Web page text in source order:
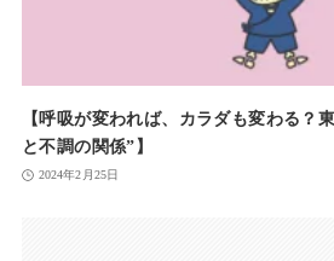
【呼吸が変われば、カラダも変わる？
と不調の関係”】
2024年2月25日